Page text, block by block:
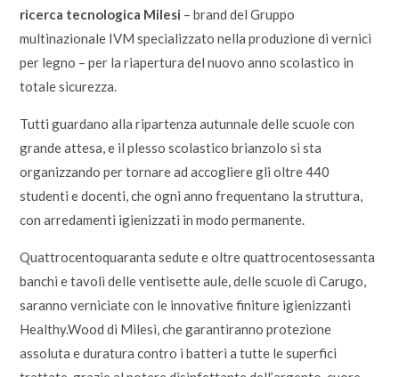
ricerca tecnologica Milesi – brand del Gruppo
multinazionale IVM specializzato nella produzione di vernici
per legno – per la riapertura del nuovo anno scolastico in
totale sicurezza.
Tutti guardano alla ripartenza autunnale delle scuole con
grande attesa, e il plesso scolastico brianzolo si sta
organizzando per tornare ad accogliere gli oltre 440
studenti e docenti, che ogni anno frequentano la struttura,
con arredamenti igienizzati in modo permanente.
Quattrocentoquaranta sedute e oltre quattrocentosessanta
banchi e tavoli delle ventisette aule, delle scuole di Carugo,
saranno verniciate con le innovative finiture igienizzanti
Healthy.Wood di Milesi, che garantiranno protezione
assoluta e duratura contro i batteri a tutte le superfici